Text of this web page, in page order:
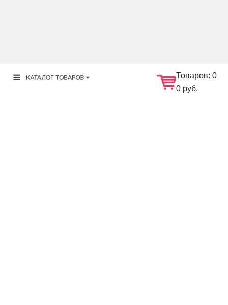
Товаров: 0
0 руб.